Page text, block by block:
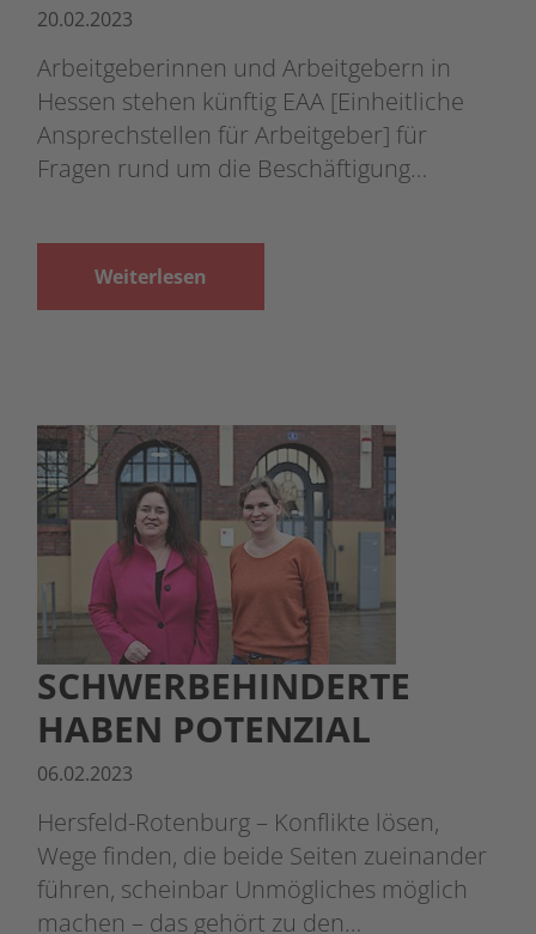
20.02.2023
Arbeitgeberinnen und Arbeitgebern in
Hessen stehen künftig EAA [Einheitliche
Ansprechstellen für Arbeitgeber] für
Fragen rund um die Beschäftigung…
Weiterlesen
SCHWERBEHINDERTE
HABEN POTENZIAL
06.02.2023
Hersfeld-Rotenburg – Konflikte lösen,
Wege finden, die beide Seiten zueinander
führen, scheinbar Unmögliches möglich
machen – das gehört zu den…